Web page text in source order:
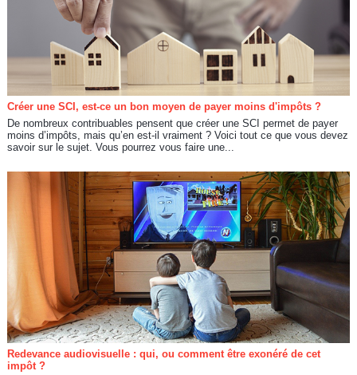
Créer une SCI, est-ce un bon moyen de payer moins d'impôts ?
De nombreux contribuables pensent que créer une SCI permet de payer
moins d’impôts, mais qu’en est-il vraiment ? Voici tout ce que vous devez
savoir sur le sujet. Vous pourrez vous faire une...
Redevance audiovisuelle : qui, ou comment être exonéré de cet
impôt ?